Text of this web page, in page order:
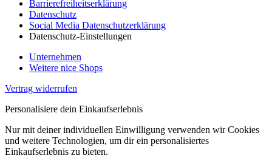
Barrierefreiheitserklärung
Datenschutz
Social Media Datenschutzerklärung
Datenschutz-Einstellungen
Unternehmen
Weitere nice Shops
Vertrag widerrufen
Personalisiere dein Einkaufserlebnis
Nur mit deiner individuellen Einwilligung verwenden wir Cookies
und weitere Technologien, um dir ein personalisiertes
Einkaufserlebnis zu bieten.